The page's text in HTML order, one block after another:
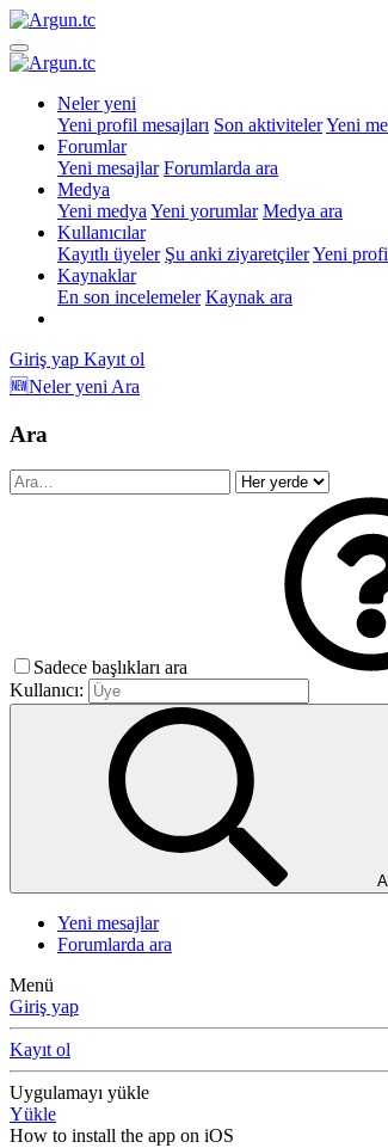
Neler yeni
Yeni profil mesajları Son aktivitelerYeni
Forumlar
Yeni mesajlar Forumlarda ara
Medya
Yeni medya Yeni yorumlar Medya ara
Kullanıcılar
Kayıtlı üyeler Şu anki ziyaretçilerYeni
Kaynaklar
En son incelemeler Kaynak ara
Giriş yap Kayıt ol
🆕Neler yeni Ara
Ara
Sadece başlıkları ara
Kullanıcı:
Yeni mesajlar
Forumlarda ara
Menü
Giriş yap
Kayıt ol
Uygulamayı yükle
Yükle
How to install the app on iOS